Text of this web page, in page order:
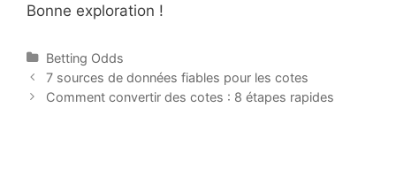
Bonne exploration !
Categories
Betting Odds
Post
navigation
7 sources de données fiables pour les cotes
Comment convertir des cotes : 8 étapes rapides